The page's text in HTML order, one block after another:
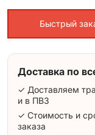
Быстрый
Доставка по
✓ Доставляем
и в ПВЗ
✓ Стоимость и
заказа